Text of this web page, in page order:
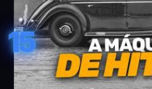
15